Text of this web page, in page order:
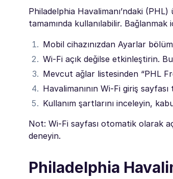
Philadelphia Havalimanı’ndaki
tamamında kullanılabilir. Bağlanmak
Mobil cihazınızdan Ayarlar
Wi-Fi açık değilse etkinleştirin.
Mevcut ağlar listesinden “PHL
Havalimanının Wi-Fi giriş
Kullanım şartlarını inceleyin,
Not: Wi-Fi sayfası otomatik olarak
deneyin.
Philadelphia